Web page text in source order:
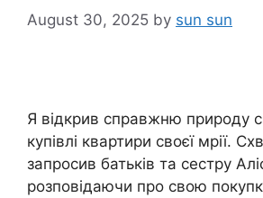
August 30, 2025 by sun sun
Я відкрив справжню природу
купівлі квартири своєї мрії.
запросив батьків та сестру
розповідаючи про свою